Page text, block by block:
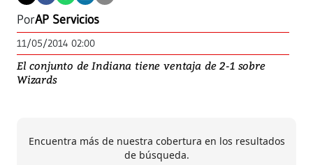
PorAP Servicios
11/05/2014 02:00
El conjunto de Indiana tiene ventaja de 2-1 sobre
Wizards
Encuentra más de nuestra cobertura en los resultados
de búsqueda.